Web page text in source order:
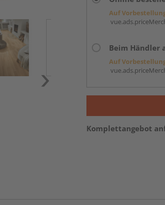
Auf
Beim Händler
Auf
Komplettangebot